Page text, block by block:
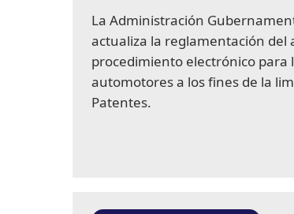
La Administración
actualiza la reglamentación del
procedimiento electrónico para
automotores a los fines de la
Patentes.